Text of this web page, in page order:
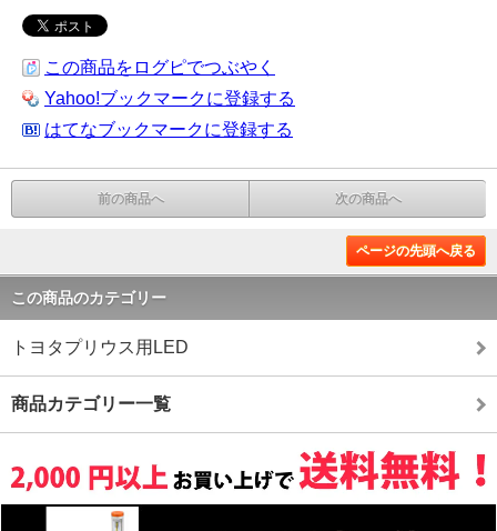
この商品をログピでつぶやく
Yahoo!ブックマークに登録する
はてなブックマークに登録する
前の商品へ 次の商品へ
ページの先頭へ戻る
この商品のカテゴリー
トヨタプリウス用LED
商品カテゴリー一覧